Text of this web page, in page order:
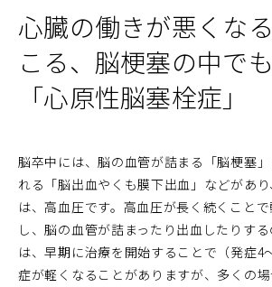
心臓の働きが悪くな
こる、脳梗塞の中で
「心原性脳塞栓症」
脳卒中には、脳の血管が詰まる「脳梗塞
れる「脳出血やくも膜下出血」などがあ
は、高血圧です。高血圧が長く続くこと
し、脳の血管が詰まったり出血したりす
は、早期に治療を開始することで（発症4
症が軽くなることがありますが、多くの